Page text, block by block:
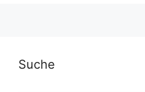
n
Suche